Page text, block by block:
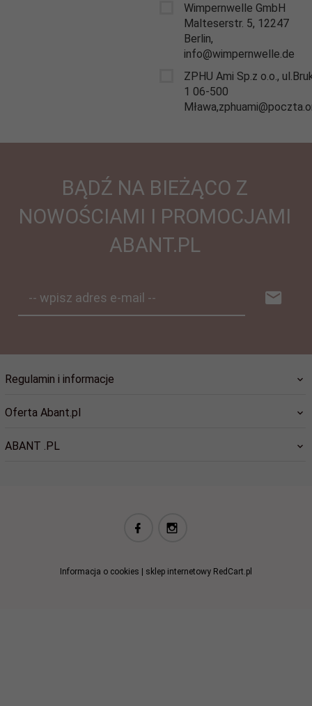
Wimpernwelle GmbH
Malteserstr. 5, 12247
Berlin,
info@wimpernwelle.de
ZPHU Ami Sp.z o.o.,
1 06-500
BĄDŹ NA BIEŻĄCO Z
NOWOŚCIAMI I PROMOCJAMI
ABANT.PL
-- wpisz adres e-mail --
Regulamin i informacje
Oferta Abant.pl
ABANT .PL
Informacja o cookies sklep internetowy RedCart.pl